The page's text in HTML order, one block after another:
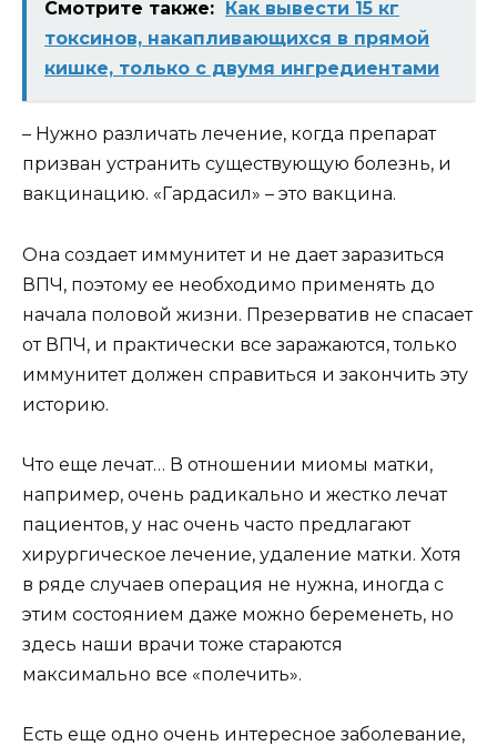
Смотрите также:
Как вывести 15 кг
токсинов, накапливающихся в прямой
кишке, только с двумя ингредиентами
– Нужно различать лечение, когда препарат
призван устранить существующую болезнь, и
вакцинацию. «Гардасил» – это вакцина.
Она создает иммунитет и не дает заразиться
ВПЧ, поэтому ее необходимо применять до
начала половой жизни. Презерватив не спасает
от ВПЧ, и практически все заражаются, только
иммунитет должен справиться и закончить эту
историю.
Что еще лечат… В отношении миомы матки,
например, очень радикально и жестко лечат
пациентов, у нас очень часто предлагают
хирургическое лечение, удаление матки. Хотя
в ряде случаев операция не нужна, иногда с
этим состоянием даже можно беременеть, но
здесь наши врачи тоже стараются
максимально все «полечить».
Есть еще одно очень интересное заболевание,